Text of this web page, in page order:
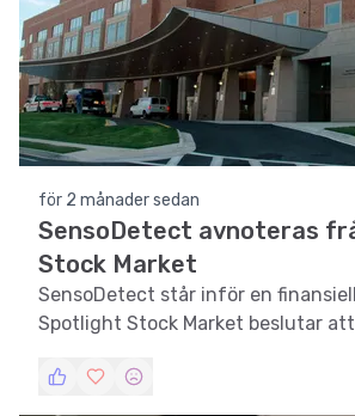
för 2 månader sedan
SensoDetect avnoteras
Stock Market
SensoDetect står inför en
Spotlight Stock Market beslutar